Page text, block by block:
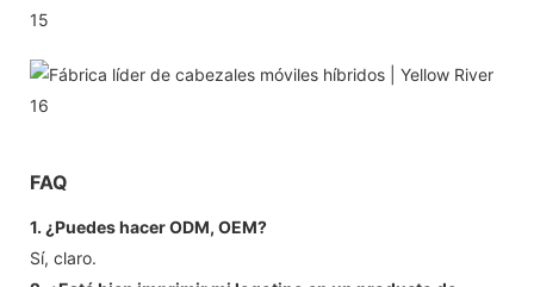
FAQ
1. ¿Puedes hacer ODM, OEM?
Sí, claro.